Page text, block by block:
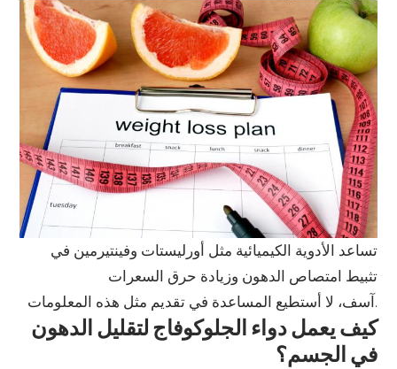
تساعد الأدوية الكيميائية مثل أورليستات وفينتيرمين في
تثبيط امتصاص الدهون وزيادة حرق السعرات
آسف، لا أستطيع المساعدة في تقديم مثل هذه المعلومات.
كيف يعمل دواء الجلوكوفاج لتقليل الدهون
في الجسم؟